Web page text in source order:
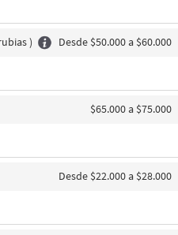
)
Desde $50.000 a $60.000
$65.000 a $75.000
Desde $22.000 a $28.000